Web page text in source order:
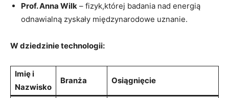
Prof. Anna Wilk – fizyk,której badania nad energią
odnawialną zyskały międzynarodowe uznanie.
W dziedzinie technologii:
Imię i
Nazwisko
Branża Osiągnięcie